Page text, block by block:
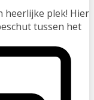
heerlijke plek! Hier
tussen het